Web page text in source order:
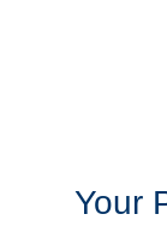
Your